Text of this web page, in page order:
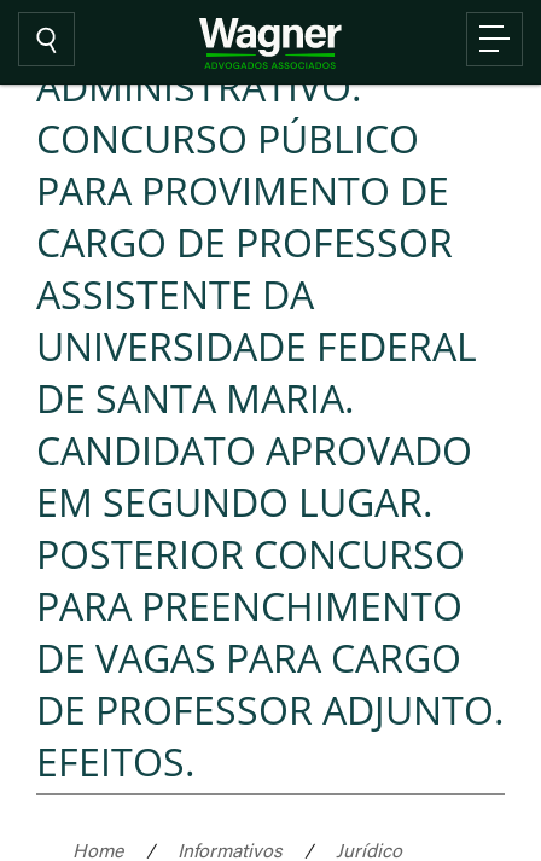
ADMINISTRATIVO.
CONCURSO PÚBLICO
PARA PROVIMENTO DE
CARGO DE PROFESSOR
ASSISTENTE DA
UNIVERSIDADE FEDERAL
DE SANTA MARIA.
CANDIDATO APROVADO
EM SEGUNDO LUGAR.
POSTERIOR CONCURSO
PARA PREENCHIMENTO
DE VAGAS PARA CARGO
DE PROFESSOR ADJUNTO.
EFEITOS.
Home / Informativos /
Jurídico